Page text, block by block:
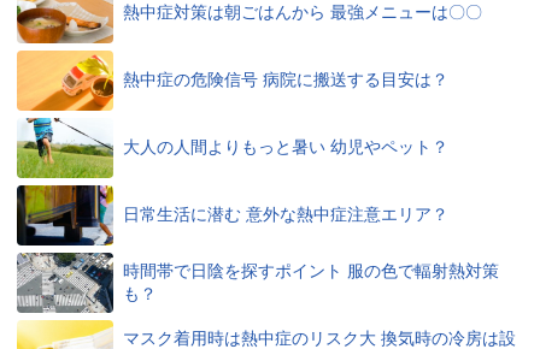
熱中症対策は朝ごはんから 最強メニューは〇〇
熱中症の危険信号 病院に搬送する目安は？
大人の人間よりもっと暑い 幼児やペット？
日常生活に潜む 意外な熱中症注意エリア？
時間帯で日陰を探すポイント 服の色で輻射熱対策
も？
マスク着用時は熱中症のリスク大 換気時の冷房は設